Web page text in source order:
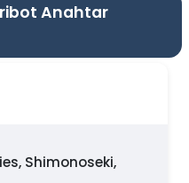
Anahtar
Shimonoseki,